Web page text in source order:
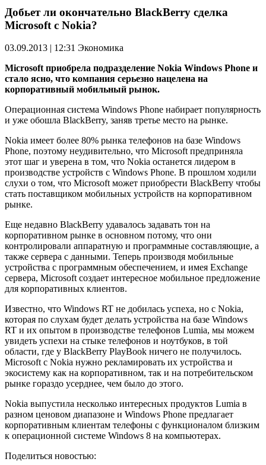
Добьет ли окончательно BlackBerry сделка
Microsoft с Nokia?
03.09.2013 | 12:31 Экономика
Microsoft приобрела подразделение Nokia Windows Phone и
стало ясно, что компания серьезно нацелена на
корпоративный мобильный рынок.
Операционная система Windows Phone набирает популярность
и уже обошла BlackBerry, заняв третье место на рынке.
Nokia имеет более 80% рынка телефонов на базе Windows
Phone, поэтому неудивительно, что Microsoft предприняла
этот шаг и уверена в том, что Nokia останется лидером в
производстве устройств с Windows Phone. В прошлом ходили
слухи о том, что Microsoft может приобрести BlackBerry чтобы
стать поставщиком мобильных устройств на корпоративном
рынке.
Еще недавно BlackBerry удавалось задавать тон на
корпоративном рынке в основном потому, что они
контролировали аппаратную и программные составляющие, а
также сервера с данными. Теперь производя мобильные
устройства с программным обеспечением, и имея Exchange
сервера, Microsoft создает интересное мобильное предложение
для корпоративных клиентов.
Известно, что Windows RT не добилась успеха, но с Nokia,
которая по слухам будет делать устройства на базе Windows
RT и их опытом в производстве телефонов Lumia, мы можем
увидеть успехи на стыке телефонов и ноутбуков, в той
области, где у BlackBerry PlayBook ничего не получилось.
Microsoft с Nokia нужно рекламировать их устройства и
экосистему как на корпоративном, так и на потребительском
рынке гораздо усерднее, чем было до этого.
Nokia выпустила несколько интересных продуктов Lumia в
разном ценовом диапазоне и Windows Phone предлагает
корпоративным клиентам телефоны с функционалом близким
к операционной системе Windows 8 на компьютерах.
Поделиться новостью: